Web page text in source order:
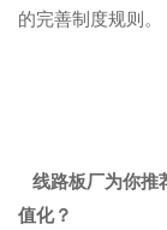
的完善制度规则。
线路板厂为你推
值化？